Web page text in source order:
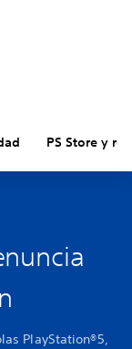
PS Store y
PlayStation®5,